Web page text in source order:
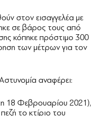
στον εισαγγελέα με
σε βάρος τους από
κόπηκε πρόστιμο 300
των μέτρων για τον
αναφέρει:
18 Φεβρουαρίου 2021),
το κτίριο του